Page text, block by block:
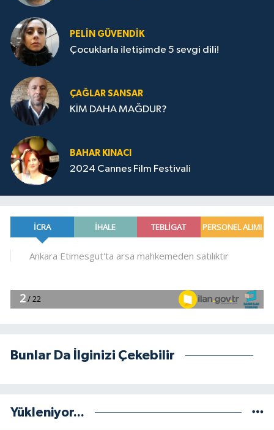
PELIN GÜVENDIK
Çocuklarla iletişimde 5 sevgi dili!
ÇAĞLAR SANSAR
KİM DAHA MAĞDUR?
BAHAR KINACI
2024 Cannes Film Festivali
Bunlar Da İlginizi Çekebilir
Yükleniyor...